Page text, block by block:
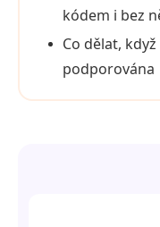
kódem i bez
Co dělat,
podporována